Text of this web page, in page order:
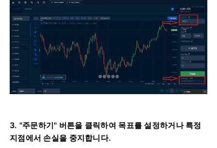
3. "주문하기" 버튼을 클릭하여 목표를 설정하거나 특정
지점에서 손실을 중지합니다.